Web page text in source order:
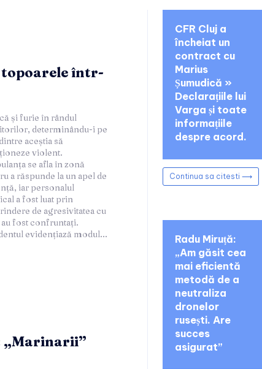
într-
evidențiază modul...
„Marinarii”
CFR Cluj a
încheiat un
contract cu
Marius
Șumudică »
Declarațiile lui
Varga și toate
informațiile
despre acord.
Continua sa citesti ⟶
Radu Miruță:
„Am găsit cea
mai eficientă
metodă de a
neutraliza
dronelor
rusești. Are
succes
asigurat”